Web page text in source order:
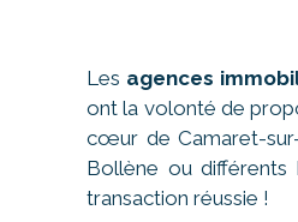
Les agences
ont la volonté de
cœur de Camaret-
Bollène ou différents
transaction réussie !